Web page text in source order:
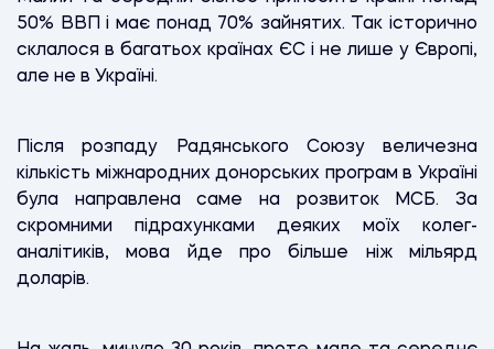
50% ВВП і має понад 70% зайнятих. Так історично
склалося в багатьох країнах ЄС і не лише у Європі,
але не в Україні.
Після розпаду Радянського Союзу величезна
кількість міжнародних донорських програм в Україні
була направлена саме на розвиток МСБ. За
скромними підрахунками деяких моїх колег-
аналітиків, мова йде про більше ніж мільярд
доларів.